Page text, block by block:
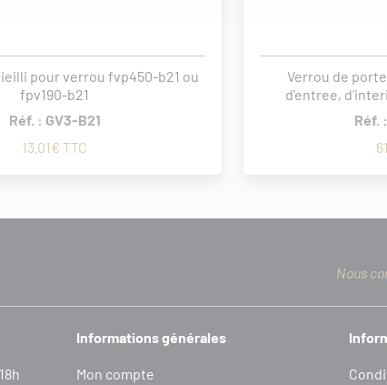
pour verrou fvp450-b21 ou
fpv190-b21
Réf. : GV3-B21
13.01€ TTC
Verrou de
d'entree,
Réf.
Nous
Informations générales
Mon compte C